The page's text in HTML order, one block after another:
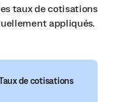
taux de cotisations
appliqués.
de cotisations